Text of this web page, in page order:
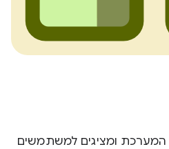
המערכת ומציגים למשתמשים